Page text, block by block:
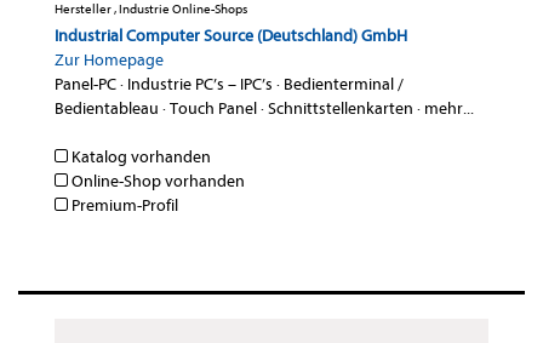
Hersteller , Industrie Online-Shops
Industrial Computer Source (Deutschland) GmbH
Zur Homepage
Panel-PC· Industrie PC’s – IPC’s · Bedienterminal /
Bedientableau ·Touch Panel·Schnittstellenkarten · mehr...
Katalog vorhanden
Online-Shop vorhanden
Premium-Profil